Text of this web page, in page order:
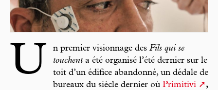
U n premier visionnage des Fils qui se
touchenta été organisé l’été dernier sur le
toit d’un édifice abandonné, un dédale de
bureaux du siècle dernier où Primitivi
,